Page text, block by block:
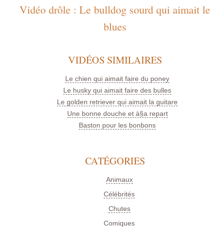
Vidéo drôle : Le bulldog sourd qui aimait le
blues
VIDÉOS SIMILAIRES
Le chien qui aimait faire du poney
Le husky qui aimait faire des bulles
Le golden retriever qui aimait la guitare
Une bonne douche et à§a repart
Baston pour les bonbons
CATÉGORIES
Animaux
Célébrités
Chutes
Comiques